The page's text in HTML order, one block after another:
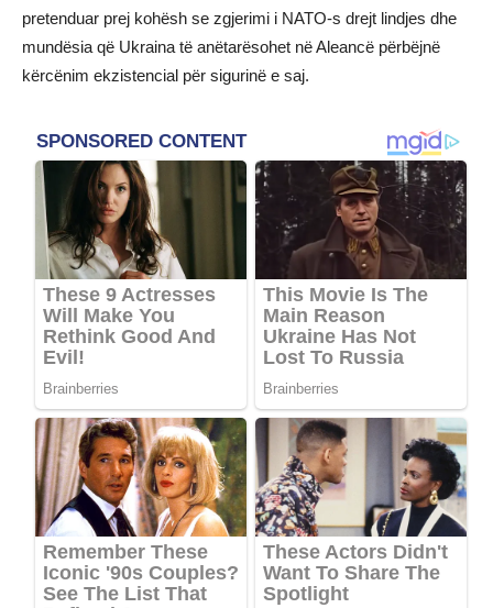
pretenduar prej kohësh se zgjerimi i NATO-s drejt lindjes dhe
mundësia që Ukraina të anëtarësohet në Aleancë përbëjnë
kërcënim ekzistencial për sigurinë e saj.